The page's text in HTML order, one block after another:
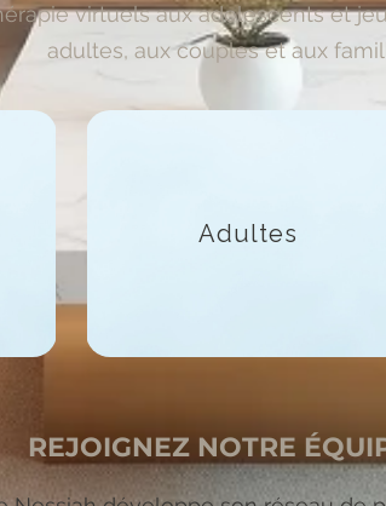
virtuels aux adolescents et
adultes, aux couples et aux
Adultes
REJOIGNEZ NOTRE